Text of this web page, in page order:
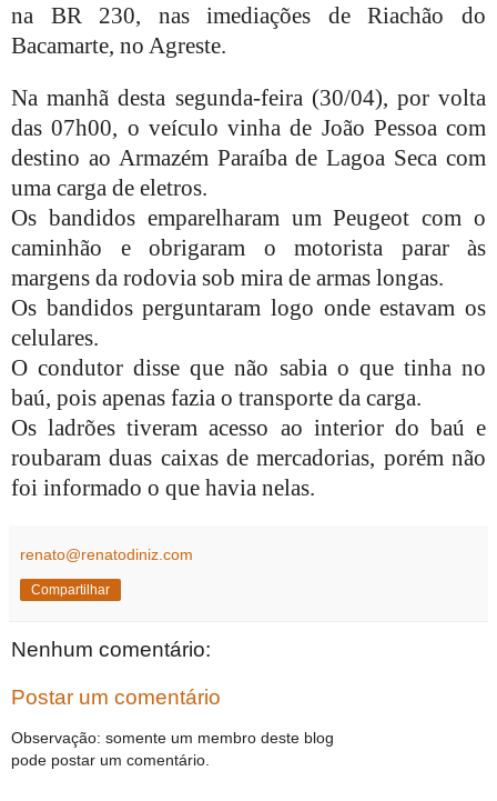
na BR 230, nas imediações de Riachão do
Bacamarte, no Agreste.
Na manhã desta segunda-feira (30/04), por volta
das 07h00, o veículo vinha de João Pessoa com
destino ao Armazém Paraíba de Lagoa Seca com
uma carga de eletros.
Os bandidos emparelharam um Peugeot com o
caminhão e obrigaram o motorista parar às
margens da rodovia sob mira de armas longas.
Os bandidos perguntaram logo onde estavam os
celulares.
O condutor disse que não sabia o que tinha no
baú, pois apenas fazia o transporte da carga.
Os ladrões tiveram acesso ao interior do baú e
roubaram duas caixas de mercadorias, porém não
foi informado o que havia nelas.
renato@renatodiniz.com
Compartilhar
Nenhum comentário:
Postar um comentário
Observação: somente um membro deste blog
pode postar um comentário.